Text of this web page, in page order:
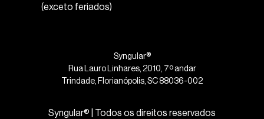
(exceto feriados)
Syngular®
Rua Lauro Linhares, 2010, 7º andar
Trindade, Florianópolis, SC 88036-002
Syngular® | Todos os direitos reservados